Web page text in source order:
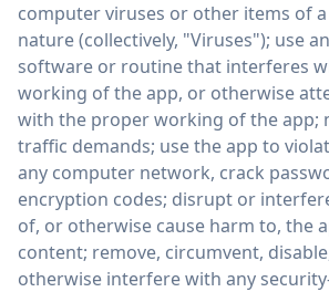
computer viruses or other items of
nature (collectively, "Viruses"); use
software or routine that interferes
working of the app, or otherwise
with the proper working of the app;
traffic demands; use the app to
any computer network, crack
encryption codes; disrupt or
of, or otherwise cause harm to, the
content; remove, circumvent,
otherwise interfere with any